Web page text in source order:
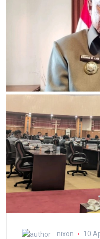
nixon 10